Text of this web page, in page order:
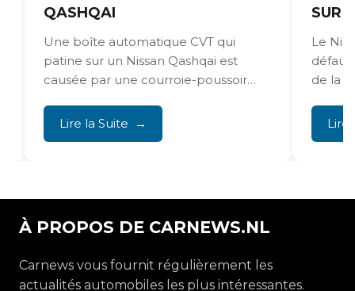
QASHQAI
Une boîte automatique CVT qui
patine sur un Nissan Qashqai est
causée par une courroie-poussoir
Lire la Suite
SUR
Le
de la
Lire
À PROPOS DE CARNEWS.NL
Carnews vous fournit régulièrement les
actualités automobiles les plus intéressantes.